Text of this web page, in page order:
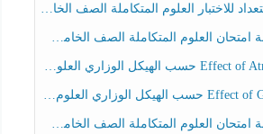
العلوم المتكاملة الصف الخامس عام الفصل الثالث
المتكاملة الصف الخامس انسبير الفصل الثالث
العلوم المتكاملة الصف الخامس عام الفصل الثالث